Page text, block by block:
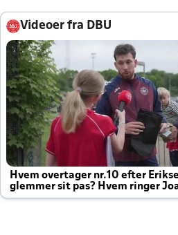
Videoer fra DBU
Hvem overtager nr.10 efter
glemmer sit pas? Hvem ringer
altid til efter kampe?